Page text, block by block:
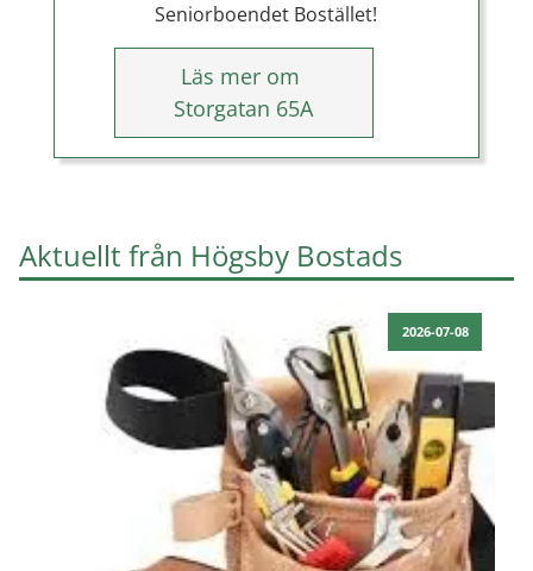
Seniorboendet Bostället!
Läs mer om
Storgatan 65A
Aktuellt från Högsby Bostads
2026-07-08